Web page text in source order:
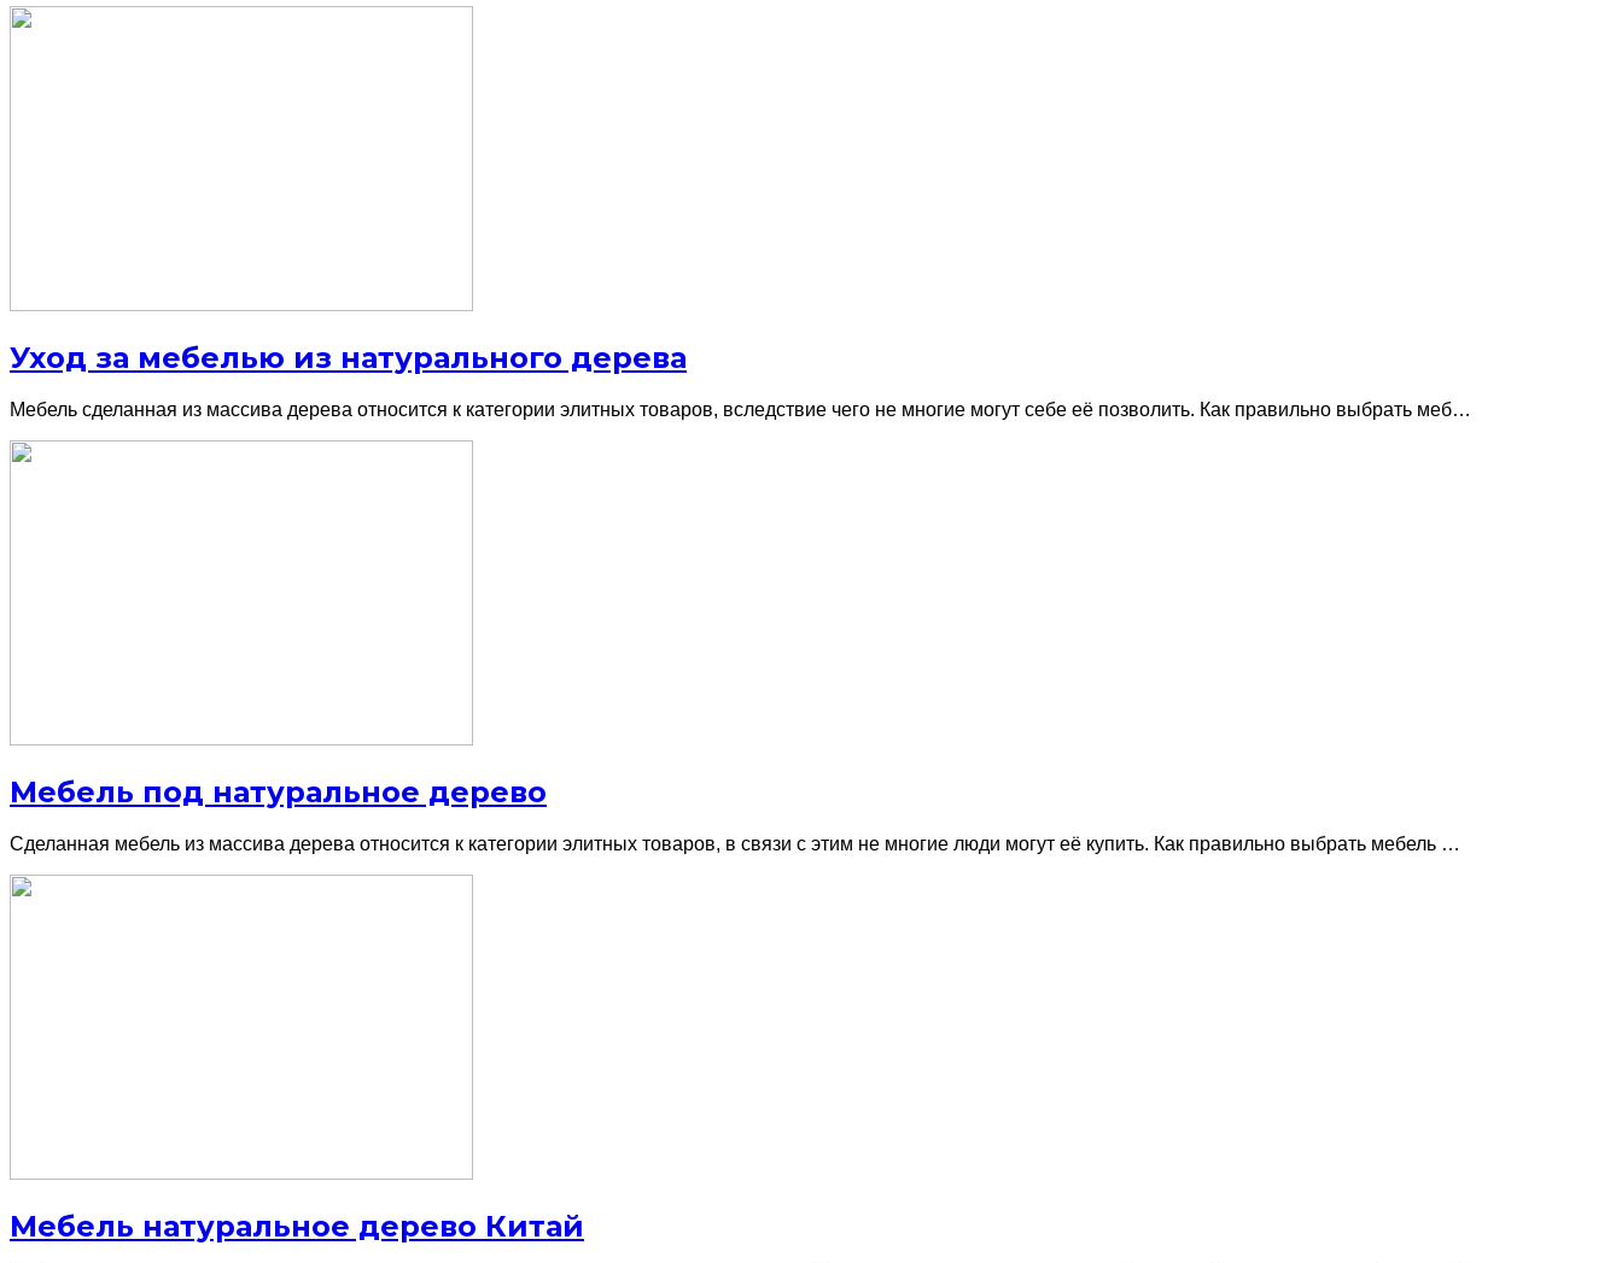
Уход за мебелью из натурального дерева
Мебель сделанная из массива дерева относится к категории элитных товаров, вследствие чего не многие могут себе её позволить. Как правильно выбрать меб…
Мебель под натуральное дерево
Сделанная мебель из массива дерева относится к категории элитных товаров, в связи с этим не многие люди могут её купить. Как правильно выбрать мебель …
Мебель натуральное дерево Китай